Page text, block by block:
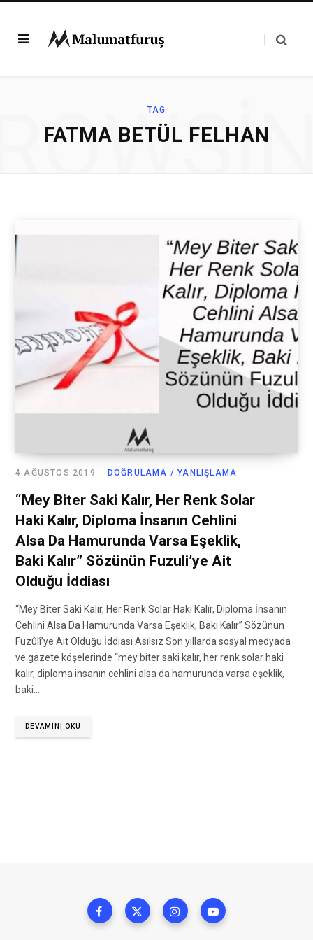
TAG
FATMA BETÜL FELHAN
DOĞRULAMA / YANLIŞLAMA
4 AĞUSTOS 2019
“Mey Biter Saki Kalır, Her Renk Solar
Haki Kalır, Diploma İnsanın Cehlini
Alsa Da Hamurunda Varsa Eşeklik,
Baki Kalır” Sözünün Fuzuli’ye Ait
Olduğu İddiası
“Mey Biter Saki Kalır, Her Renk Solar Haki Kalır, Diploma İnsanın
Cehlini Alsa Da Hamurunda Varsa Eşeklik, Baki Kalır” Sözünün
Fuzûlî’ye Ait Olduğu İddiası Asılsız Son yıllarda sosyal medyada
ve gazete köşelerinde “mey biter saki kalır, her renk solar haki
kalır, diploma insanın cehlini alsa da hamurunda varsa eşeklik,
baki…
DEVAMINI OKU